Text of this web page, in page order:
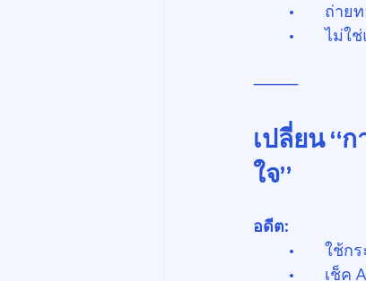
•	ถ่
•	ไ
⸻
เปลี่ยน “
ใจ”
อดีต:
•	ใ
•	เช็